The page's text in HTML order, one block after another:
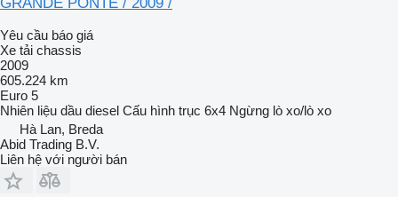
Yêu cầu báo giá
Xe tải chassis
2009
605.224 km
Euro 5
Nhiên liệu dầu diesel Cấu hình trục 6x4 Ngừng lò xo/lò xo
Hà Lan, Breda
Abid Trading B.V.
Liên hệ với người bán